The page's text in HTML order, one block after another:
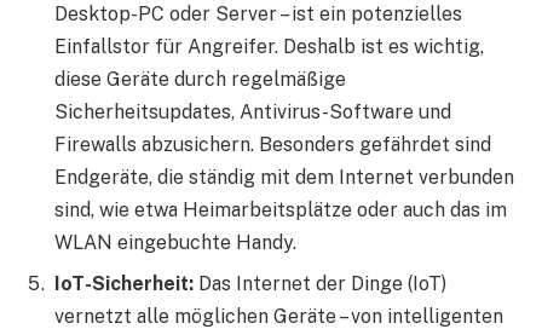
Desktop-PC oder Server – ist ein potenzielles
Einfallstor für Angreifer. Deshalb ist es wichtig,
diese Geräte durch regelmäßige
Sicherheitsupdates, Antivirus-Software und
Firewalls abzusichern. Besonders gefährdet sind
Endgeräte, die ständig mit dem Internet verbunden
sind, wie etwa Heimarbeitsplätze oder auch das im
WLAN eingebuchte Handy.
IoT-Sicherheit: Das Internet der Dinge (IoT)
vernetzt alle möglichen Geräte – von intelligenten